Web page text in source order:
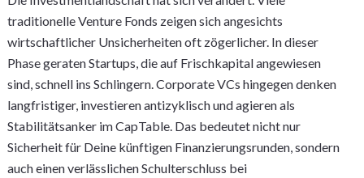
traditionelle Venture Fonds zeigen sich angesichts
wirtschaftlicher Unsicherheiten oft zögerlicher. In dieser
Phase geraten Startups, die auf Frischkapital angewiesen
sind, schnell ins Schlingern. Corporate VCs hingegen denken
langfristiger, investieren antizyklisch und agieren als
Stabilitätsanker im CapTable. Das bedeutet nicht nur
Sicherheit für Deine künftigen Finanzierungsrunden, sondern
auch einen verlässlichen Schulterschluss bei